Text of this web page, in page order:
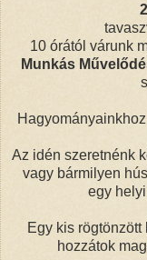
10 órától várunk
Munkás
Az idén szeretnénk
vagy bármilyen
egy
Egy kis
hozzátok